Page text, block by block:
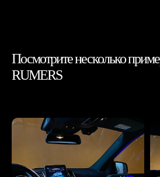
Посмотрите несколько
RUMERS